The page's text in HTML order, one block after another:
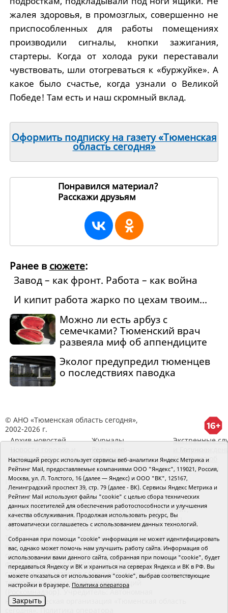
жалея здоровья, в промозглых, совершенно не
приспособленных для работы помещениях
производили сигналы, кнопки зажигания,
стартеры. Когда от холода руки переставали
чувствовать, шли отогреваться к «буржуйке». А
какое было счастье, когда узнали о Великой
Победе! Там есть и наш скромный вклад.
Оформить подписку на газету «Тюменская
область сегодня»
Понравился материал?
Расскажи друзьям
Ранее в сюжете:
Завод – как фронт. Работа – как война
И кипит работа жарко по цехам твоим...
Можно ли есть арбуз с
семечками? Тюменский врач
развеяла миф об аппендиците
Эколог предупредил тюменцев
о последствиях паводка
© АНО «Тюменская область сегодня»,
2002-2026 г.
Архив новостей
районов ТО
Журналы
RSS поток
Экстренные
Сведения об
организации
Главный редактор Рябков А.В.
Редакция: 625002, Тюмень, Осипенко, 81,
телефон (3452)49-00-18, e-mail: tumentoday@obl72.ru
Адрес для писем: 625000, Россия, Тюмень, Почтамт,
а/я 371. Для пресс-релизов: tumentoday@obl72.ru.
Отдел писем: тел. (3452) 39-90-59. Отдел рекламы:
тел. (3452) 39-90-51. Регистрация СМИ: Сетевое
издание «Интернет-газета «Тюменская область
сегодня», свидетельство о регистрации СМИ Эл №
ФС77-64918 от 24.02.2016 выдано Федеральной
службой по надзору в сфере связи, информационных
технологий и массовых коммуникаций
(Роскомнадзор). Учредитель: Автономная
некоммерческая организация «Тюменская область
Настоящий ресурс использует сервисы веб-аналитики Яндекс Метрика и
Рейтинг Mail, предоставляемые компаниями ООО "Яндекс", 119021, Россия,
Москва, ул. Л. Толстого, 16 (далее — Яндекс) и ООО "ВК", 125167,
Ленинградский проспект 39, стр. 79 (далее - ВК). Сервисы Яндекс Метрика и
Рейтинг Mail используют файлы "cookie" с целью сбора технических
данных посетителей для обеспечения работоспособности и улучшения
качества обслуживания. Продолжая использовать ресурс, Вы
автоматически соглашаетесь с использованием данных технологий.
Собранная при помощи "cookie" информация не может идентифицировать
вас, однако может помочь нам улучшить работу сайта. Информация об
использовании вами данного сайта, собранная при помощи "cookie", будет
передаваться Яндексу и ВК и храниться на серверах Яндекса и ВК в РФ. Вы
можете отказаться от использования "cookie", выбрав соответствующие
настройки в браузере. Политика оператора
Закрыть